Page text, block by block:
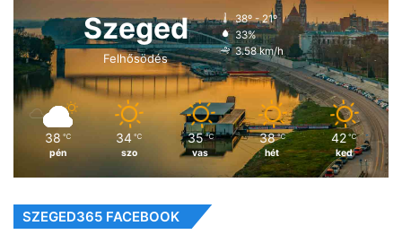
Szeged
Felhősödés
38º - 21º
33%
3.58 km/h
38 ℃
pén
34 ℃
szo
35 ℃
vas
38 ℃
hét
42 ℃
ked
SZEGED365 FACEBOOK